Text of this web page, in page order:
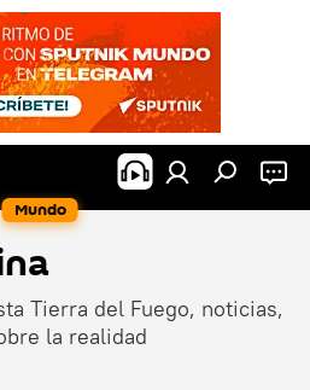
Mundo
Tierra del Fuego, noticias,
la realidad